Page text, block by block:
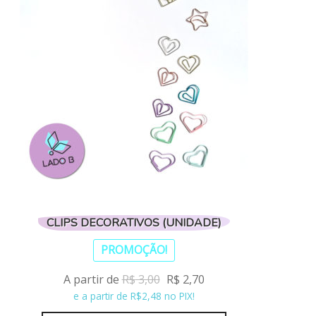
podem
escolhidas
página
produto
CLIPS DECORATIVOS (UNIDADE)
PROMOÇÃO!
A partir deR$3,00 R$ 2,70
e a partir de R$2,48 no PIX!